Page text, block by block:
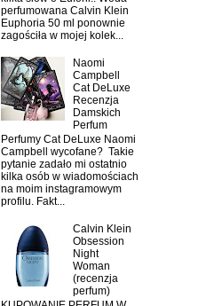
perfumowana Calvin Klein
Euphoria 50 ml ponownie
zagościła w mojej kolek...
Naomi
Campbell
Cat DeLuxe
Recenzja
Damskich
Perfum
Perfumy Cat DeLuxe Naomi
Campbell wycofane? Takie
pytanie zadało mi ostatnio
kilka osób w wiadomościach
na moim instagramowym
profilu. Fakt...
Calvin Klein
Obsession
Night
Woman
(recenzja
perfum)